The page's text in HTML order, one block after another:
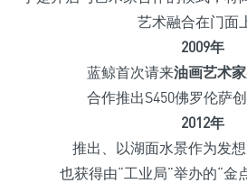
艺术融合在门面
2009年
蓝鲸首次请来油画艺术
合作推出S450佛罗伦萨
2012年
推出、以湖面水景作为发
也获得由“工业局”举办的“金